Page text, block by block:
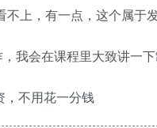
不上，有一点，这个属于
我会在课程里大致讲一
，不用花一分钱